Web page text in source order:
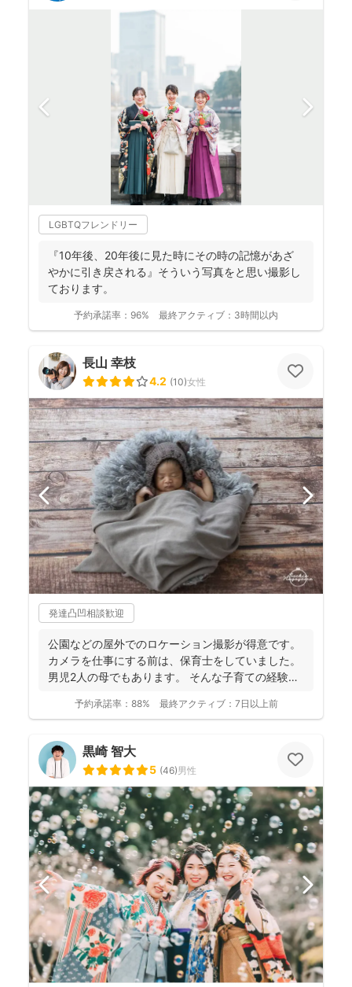
LGBTQフレンドリー
『10年後、20年後に見た時にその時の記憶があざ
やかに引き戻される』そういう写真をと思い撮影し
ております。
予約承諾率： 96% 最終アクティブ： 3時間以内
長山 幸枝
4.2 (10)女性
発達凸凹相談歓迎
公園などの屋外でのロケーション撮影が得意です。
カメラを仕事にする前は、保育士をしていました。
男児2人の母でもあります。 そんな子育ての経験を
予約承諾率： 88% 最終アクティブ： 7日以上前
黒崎 智大
5 (46)男性